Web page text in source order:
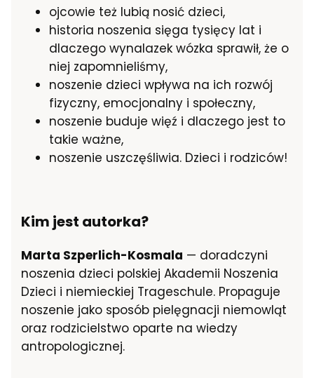
ojcowie też lubią nosić dzieci,
historia noszenia sięga tysięcy lat i
dlaczego wynalazek wózka sprawił, że o
niej zapomnieliśmy,
noszenie dzieci wpływa na ich rozwój
fizyczny, emocjonalny i społeczny,
noszenie buduje więź i dlaczego jest to
takie ważne,
noszenie uszczęśliwia. Dzieci i rodziców!
Kim jest autorka?
Marta Szperlich-Kosmala — doradczyni
noszenia dzieci polskiej Akademii Noszenia
Dzieci i niemieckiej Trageschule. Propaguje
noszenie jako sposób pielęgnacji niemowląt
oraz rodzicielstwo oparte na wiedzy
antropologicznej.